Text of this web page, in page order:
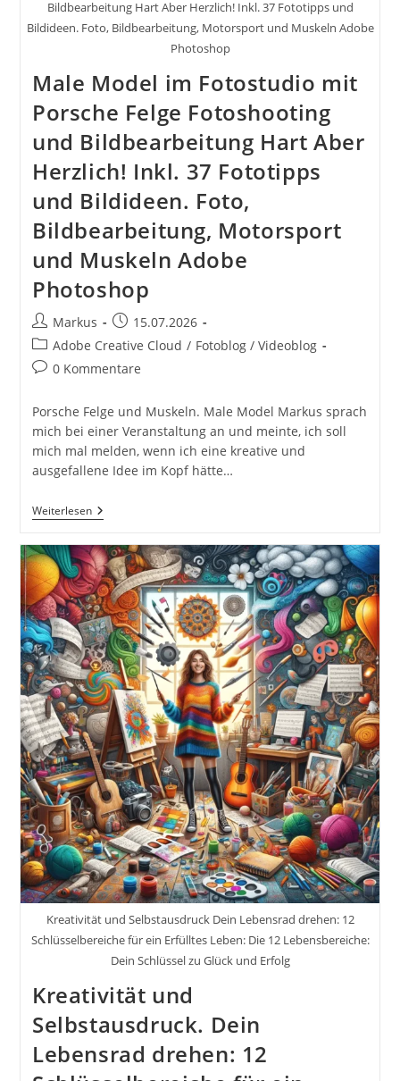
Bildbearbeitung Hart Aber Herzlich! Inkl. 37 Fototipps und
Bildideen. Foto, Bildbearbeitung, Motorsport und Muskeln Adobe
Photoshop
Male Model im Fotostudio mit
Porsche Felge Fotoshooting
und Bildbearbeitung Hart Aber
Herzlich! Inkl. 37 Fototipps
und Bildideen. Foto,
Bildbearbeitung, Motorsport
und Muskeln Adobe
Photoshop
Beitrags-
Autor:
Markus
Beitrag
veröffentlicht:
15.07.2026
Beitrags-
Kategorie:
Adobe Creative Cloud / Fotoblog / Videoblog
Beitrags-
0 Kommentare
Porsche Felge und Muskeln. Male Model Markus sprach
mich bei einer Veranstaltung an und meinte, ich soll
mich mal melden, wenn ich eine kreative und
ausgefallene Idee im Kopf hätte…
WeiterlesenMale
Model
Fotostudio
Mit
Porsche
Felge
Fotoshooting
Und
Bildbearbeitung
Hart
Aber
Herzlich!
Inkl.
37
Fototipps
Und
Bildideen.
Foto,
Bildbearbeitung,
Motorsport
Und
Muskeln
Adobe
Photoshop
Kreativität und Selbstausdruck Dein Lebensrad drehen: 12
Schlüsselbereiche für ein Erfülltes Leben: Die 12 Lebensbereiche:
Dein Schlüssel zu Glück und Erfolg
Kreativität und
Selbstausdruck. Dein
Lebensrad drehen: 12